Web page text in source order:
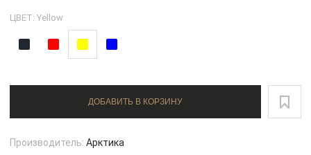
ЦВЕТ: Yellow
ДОБАВИТЬ В КОРЗИНУ
Производитель: Арктика